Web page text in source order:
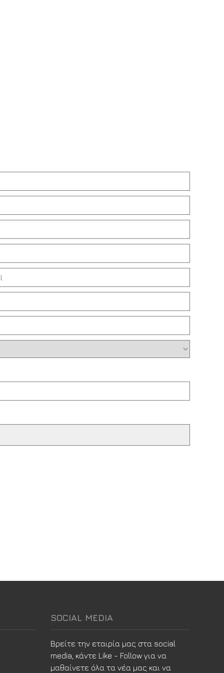
SOCIAL MEDIA
Βρείτε την εταιρία μας στα social
media, κάντε Like - Follow για να
μαθαίνετε όλα τα νέα μας και να